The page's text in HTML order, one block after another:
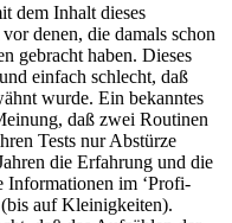
dem Inhalt dieses
denen, die damals schon
gebracht haben. Dieses
einfach schlecht, daß
wurde. Ein bekanntes
daß zwei Routinen
Tests nur Abstürze
die Erfahrung und die
Informationen im ‘Profi-
auf Kleinigkeiten).